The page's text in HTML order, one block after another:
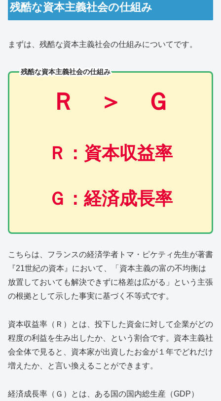
残酷な資本主義社会の仕組み
まずは、残酷な資本主義社会の仕組みについてです。
残酷な資本主義社会の仕組み
Ｒ ＞ Ｇ
Ｒ：資本収益率
Ｇ：経済成長率
こちらは、フランスの経済学者トマ・ピケティ先生が著書
『21世紀の資本』において、「資本主義の富の不均衡は
放置しておいても解決できずに格差は広がる」という主張
の根拠として示した事実に基づく不等式です。
資本収益率（Ｒ）とは、投下した資金に対して企業がどの
程度の利益を生み出したか、という割合です。資本主義社
会全体で見ると、資本家が出資したお金が１年でどれだけ
増えたか、と言い換えることができます。
経済成長率（Ｇ）とは、ある国の国内総生産（GDP）